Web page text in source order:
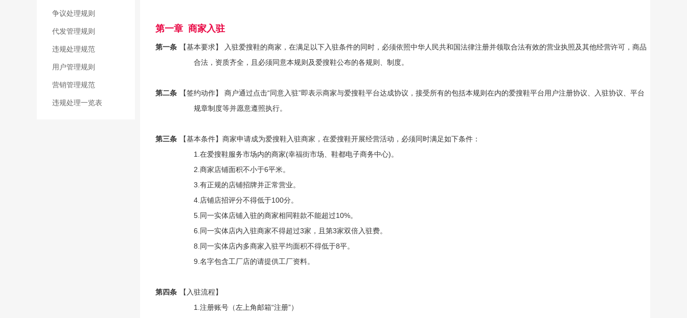
争议处理规则
代发管理规则
违规处理规范
用户管理规则
营销管理规范
违规处理一览表
第一章 商家入驻
第一条
【基本要求】 入驻爱搜鞋的商家，在满足以下入驻条件的同时，必须依照中华人民共和国法律注册并领取合法有效的营业执照及其他经营许可，商品
合法，资质齐全，且必须同意本规则及爱搜鞋公布的各规则、制度。
第二条
【签约动作】 商户通过点击“同意入驻”即表示商家与爱搜鞋平台达成协议，接受所有的包括本规则在内的爱搜鞋平台用户注册协议、入驻协议、平台
规章制度等并愿意遵照执行。
第三条
【基本条件】商家申请成为爱搜鞋入驻商家，在爱搜鞋开展经营活动，必须同时满足如下条件：
1.在爱搜鞋服务市场内的商家(幸福街市场、鞋都电子商务中心)。
2.商家店铺面积不小于6平米。
3.有正规的店铺招牌并正常营业。
4.店铺店招评分不得低于100分。
5.同一实体店铺入驻的商家相同鞋款不能超过10%。
6.同一实体店内入驻商家不得超过3家，且第3家双倍入驻费。
8.同一实体店内多商家入驻平均面积不得低于8平。
9.名字包含工厂店的请提供工厂资料。
第四条
【入驻流程】
1.注册账号（左上角邮箱“注册”）